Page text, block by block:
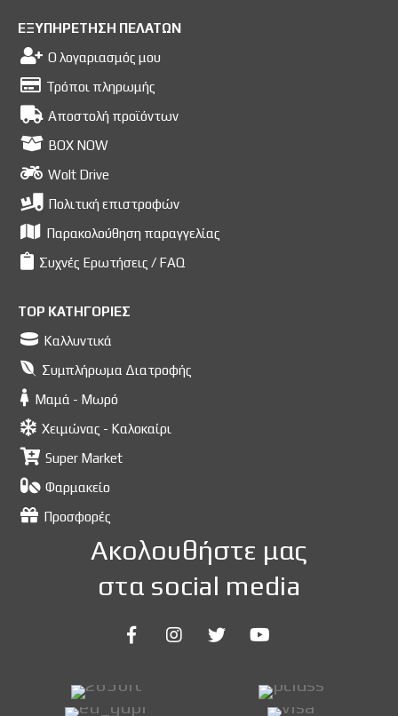
ΕΞΥΠΗΡΕΤΗΣΗ ΠΕΛΑΤΩΝ
Ο λογαριασμός μου
Τρόποι πληρωμής
Αποστολή προϊόντων
BOX NOW
Wolt Drive
Πολιτική επιστροφών
Παρακολούθηση παραγγελίας
Συχνές Ερωτήσεις / FAQ
TOP ΚΑΤΗΓΟΡΙΕΣ
Καλλυντικά
Συμπλήρωμα Διατροφής
Μαμά - Μωρό
Χειμώνας - Καλοκαίρι
Super Market
Φαρμακείο
Προσφορές
Ακολουθήστε μας
στα social media